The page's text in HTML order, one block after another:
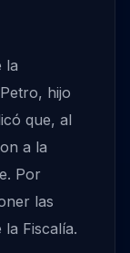
la
hijo
que, al
a la
Por
las
Fiscalía.